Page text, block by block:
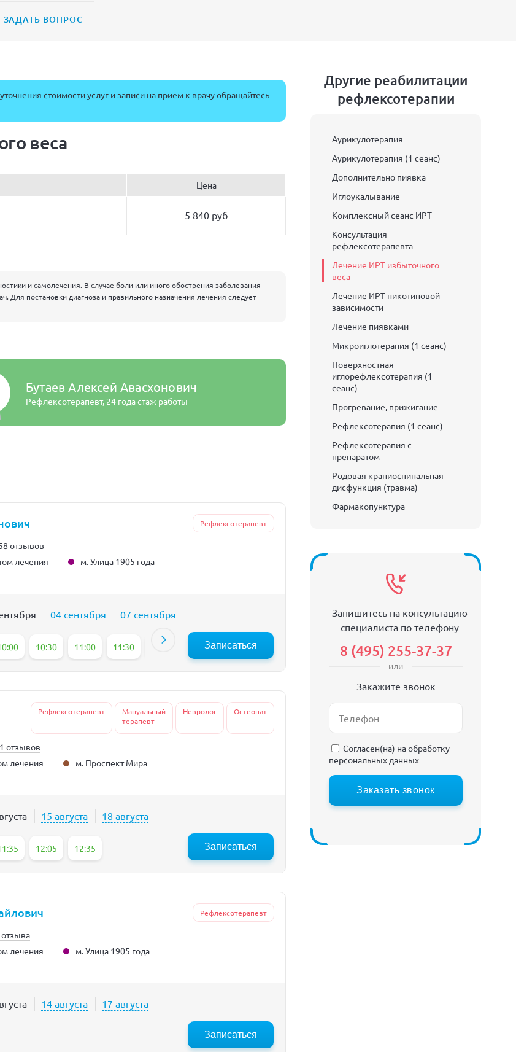
ЗАДАТЬ ВОПРОС
стоимости услуг и записи на прием к врачу обращайтесь
веса
Цена
5 840 руб
и самолечения. В случае боли или иного обострения заболевания
Для постановки диагноза и правильного назначения лечения следует
Бутаев Алексей Авасхонович
Рефлексотерапевт, 24 года стаж работы
Рефлексотерапевт
отзывов
лечения м. Улица 1905 года
04 сентября 07 сентября
10:30 11:00 11:30 12:00 12:30 13:00 14:30
Записаться
Рефлексотерапевт
Мануальный
терапевт
Невролог Остеопат
отзывов
лечения м. Проспект Мира
15 августа 18 августа
12:05 12:35 Записаться
Рефлексотерапевт
отзыва
лечения м. Улица 1905 года
14 августа 17 августа
Записаться
Другие реабилитации
рефлексотерапии
Аурикулотерапия
Аурикулотерапия (1 сеанс)
Дополнительно пиявка
Иглоукалывание
Комплексный сеанс ИРТ
Консультация
рефлексотерапевта
Лечение ИРТ избыточного
веса
Лечение ИРТ никотиновой
зависимости
Лечение пиявками
Микроиглотерапия (1 сеанс)
Поверхностная
иглорефлексотерапия (1
сеанс)
Прогревание, прижигание
Рефлексотерапия (1 сеанс)
Рефлексотерапия с
препаратом
Родовая краниоспинальная
дисфункция (травма)
Фармакопунктура
Запишитесь на консультацию
специалиста по телефону
8 (495) 255-37-37
или
Закажите звонок
Согласен(на) наобработку
персональных данных
Заказать звонок